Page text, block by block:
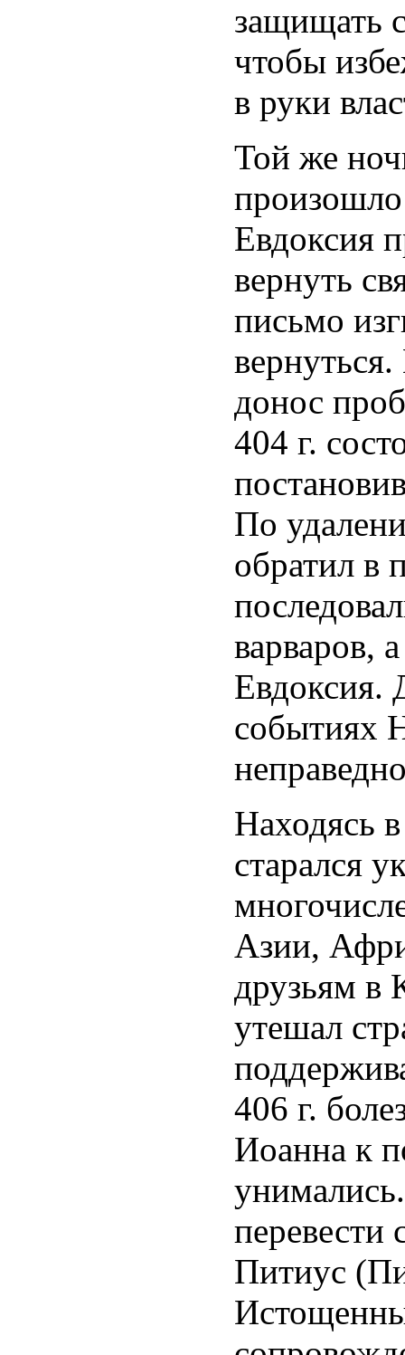
защищать
чтобы
в руки
Той же
произошло
Евдоксия
вернуть
письмо
донос
404 г.
По
обратил в
варваров,
Евдоксия.
событиях
Находясь
старался
Азии,
друзьям в
утешал
406 г.
Иоанна к
перевести
Питиус